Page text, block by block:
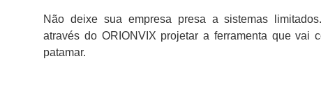
Não deixe sua empresa presa a sistemas
através do ORIONVIX projetar a ferramenta que vai
patamar.